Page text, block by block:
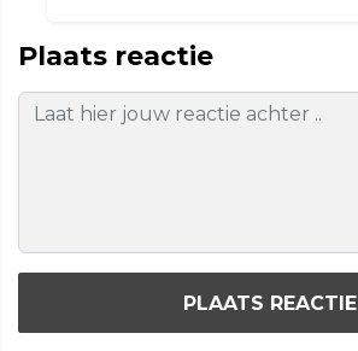
Plaats reactie
PLAATS REACTIE